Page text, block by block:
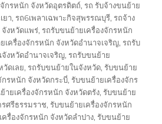
กรหนัก จังหวัดอุตรดิตถ์,รถ รับจ้างขนย้าย
ยา,รถ6เพลาเฉพาะกิจสุพรรณบุรี,รถจ้าง
งหวัดแพร่,รถรับขนย้ายเครื่องจักรหนัก
เครื่องจักรหนัก จังหวัดอำนาจเจริญ,รถรับ
งหวัดอำนาจเจริญ,รถรับขนย้าย
วัดเลย,รถรับขนย้ายในจังหวัด,รับขนย้าย
รหนัก จังหวัดกระบี่,รับขนย้ายเครื่องจักร
ายเครื่องจักรหนัก จังหวัดตรัง,รับขนย้าย
ศรีธรรมราช,รับขนย้ายเครื่องจักรหนัก
ครื่องจักรหนัก จังหวัดลำปาง,รับขนย้าย